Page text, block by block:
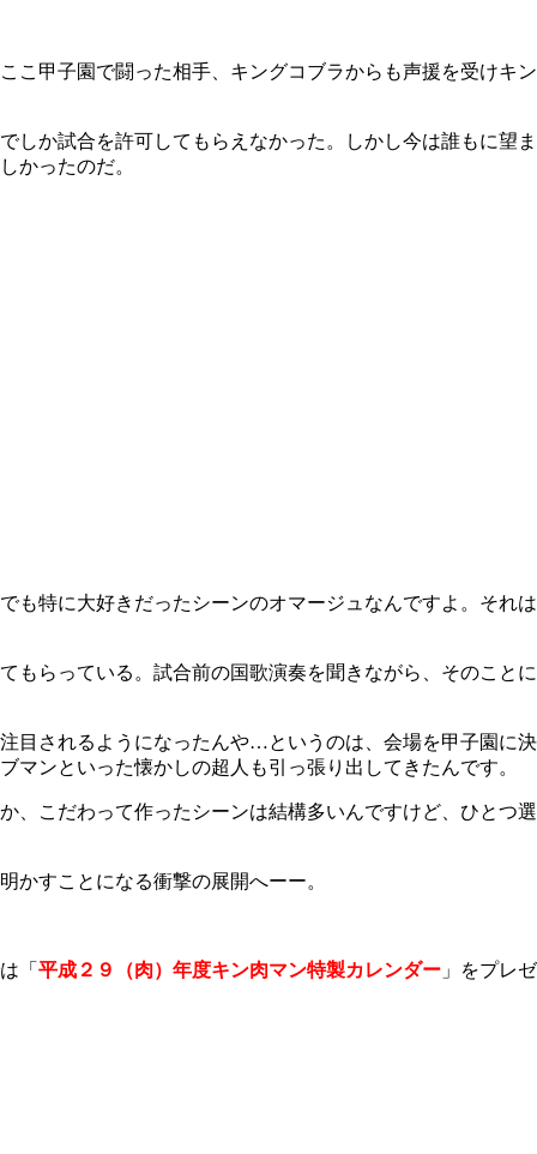
こ甲子園で闘った相手、キングコブラからも声援を受けキン
しか試合を許可してもらえなかった。しかし今は誰もに望ま
かったのだ。
も特に大好きだったシーンのオマージュなんですよ。それは
もらっている。試合前の国歌演奏を聞きながら、そのことに
目されるようになったんや…というのは、会場を甲子園に決
ンといった懐かしの超人も引っ張り出してきたんです。
、こだわって作ったシーンは結構多いんですけど、ひとつ選
かすことになる衝撃の展開へーー。
「 平成２９（肉）年度キン肉マン特製カレンダー 」をプレゼ